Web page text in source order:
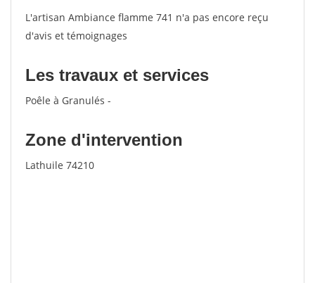
L'artisan Ambiance flamme 741 n'a pas encore reçu
d'avis et témoignages
Les travaux et services
Poêle à Granulés -
Zone d'intervention
Lathuile 74210